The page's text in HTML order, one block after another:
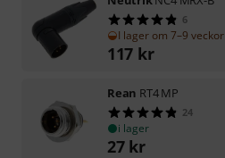
6
I lager om 7–9 veckor
117 kr
Rean RT4 MP
24
i lager
27 kr